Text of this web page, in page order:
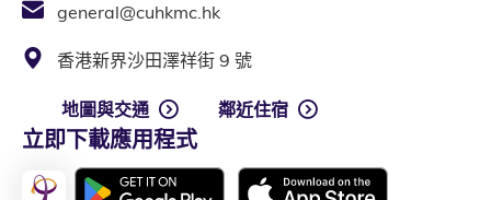
general@cuhkmc.hk
香港新界沙田澤祥街 9 號
地圖與交通 鄰近住宿
立即下載應用程式